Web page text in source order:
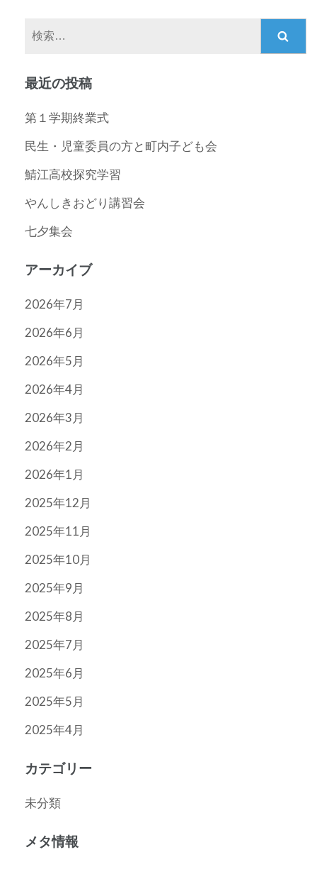
ョ
ン
最近の投稿
第１学期終業式
民生・児童委員の方と町内子ども会
鯖江高校探究学習
やんしきおどり講習会
七夕集会
アーカイブ
2026年7月
2026年6月
2026年5月
2026年4月
2026年3月
2026年2月
2026年1月
2025年12月
2025年11月
2025年10月
2025年9月
2025年8月
2025年7月
2025年6月
2025年5月
2025年4月
カテゴリー
未分類
メタ情報